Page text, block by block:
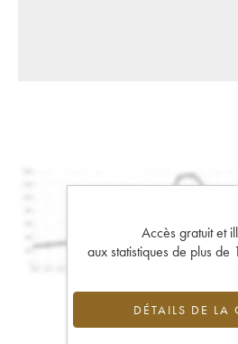
Accès gratuit et
aux statistiques de plus
DÉTAILS DE LA